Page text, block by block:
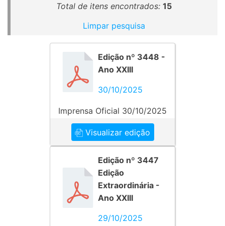
Total de itens encontrados: 15
Limpar pesquisa
Edição nº 3448 -
Ano XXIII
30/10/2025
Imprensa Oficial 30/10/2025
Visualizar edição
Edição nº 3447
Edição
Extraordinária -
Ano XXIII
29/10/2025